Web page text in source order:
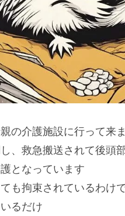
の介護施設に行って来
、救急搬送されて後頭
となっています
も拘束されているわけ
るだけ